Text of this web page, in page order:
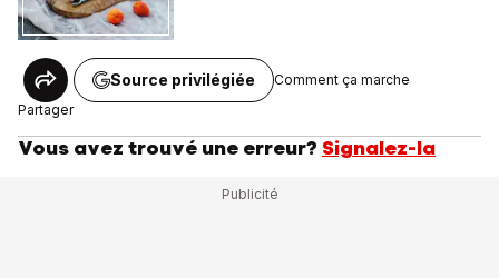
Partager
Source privilégiée Comment ça marche
Vous avez trouvé une erreur? Signalez-la